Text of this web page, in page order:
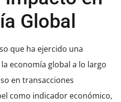
Global
que ha ejercido una
economía global a lo largo
en transacciones
como indicador económico,